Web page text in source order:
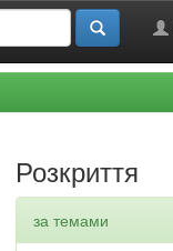
Розкриття
за темами